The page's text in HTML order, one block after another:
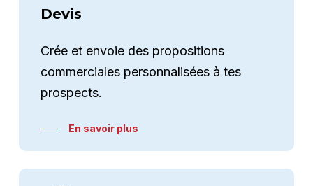
Devis
Crée et envoie des propositions
commerciales personnalisées à tes
prospects.
En savoir plus